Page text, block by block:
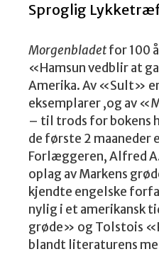
Sproglig
Morgenbladetfor 100
«Hamsun vedblir at
Amerika. Av «Sult»
eksemplarer ,og av
– til trods for bokens
de første 2 maaneder
Forlæggeren, Alfred
oplag av Markens
kjendte engelske
nylig i et amerikansk
grøde» og Tolstois
blandt literaturens